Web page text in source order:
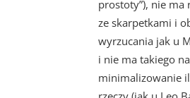
prostoty”), nie ma
ze skarpetkami i
wyrzucania jak u
i nie ma takiego
minimalizowanie